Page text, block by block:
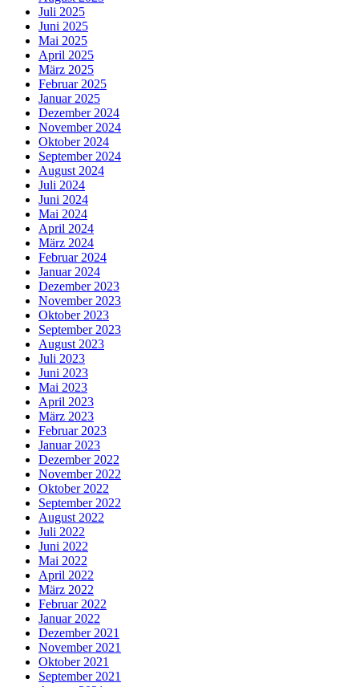
Juli 2025
Juni 2025
Mai 2025
April 2025
März 2025
Februar 2025
Januar 2025
Dezember 2024
November 2024
Oktober 2024
September 2024
August 2024
Juli 2024
Juni 2024
Mai 2024
April 2024
März 2024
Februar 2024
Januar 2024
Dezember 2023
November 2023
Oktober 2023
September 2023
August 2023
Juli 2023
Juni 2023
Mai 2023
April 2023
März 2023
Februar 2023
Januar 2023
Dezember 2022
November 2022
Oktober 2022
September 2022
August 2022
Juli 2022
Juni 2022
Mai 2022
April 2022
März 2022
Februar 2022
Januar 2022
Dezember 2021
November 2021
Oktober 2021
September 2021